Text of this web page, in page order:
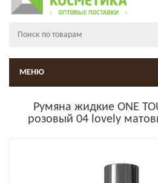
МЕНЮ
Румяна жидкие ONE
розовый 04 lovely